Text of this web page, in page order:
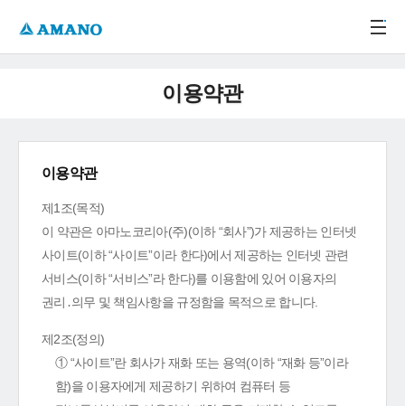
이용약관
이용약관
제1조(목적)
이 약관은 아마노코리아(주)(이하 “회사”)가 제공하는 인터넷
사이트(이하 “사이트”이라 한다)에서 제공하는 인터넷 관련
서비스(이하 “서비스”라 한다)를 이용함에 있어 이용자의
권리․의무 및 책임사항을 규정함을 목적으로 합니다.
제2조(정의)
① “사이트”란 회사가 재화 또는 용역(이하 “재화 등”이라
함)을 이용자에게 제공하기 위하여 컴퓨터 등